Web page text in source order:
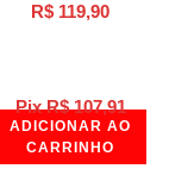
Pix R$107,91
R$ 119,90
ADICIONAR AO
CARRINHO